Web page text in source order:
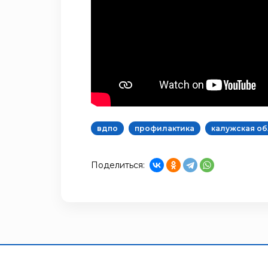
вдпо профилактика калужская
Поделиться: